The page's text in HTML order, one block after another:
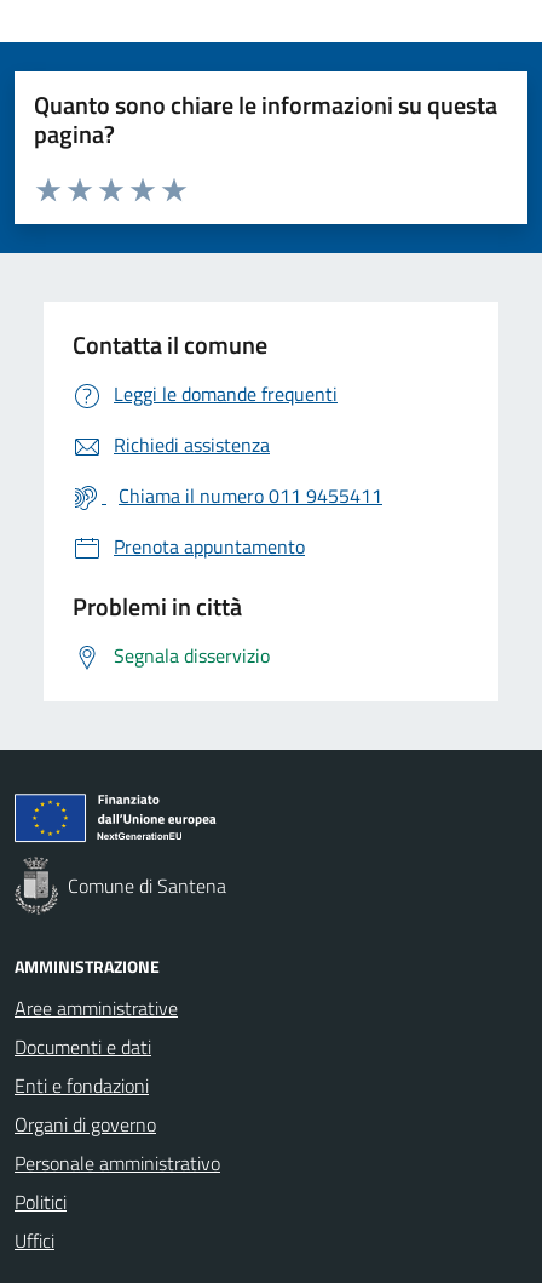
Quanto sono chiare le informazioni su questa
pagina?
Valuta da 1 a 5 stelle la pagina
Valuta 5 stelle su 5
Valuta 4 stelle su 5
Valuta 3 stelle su 5
Valuta 2 stelle su 5
Valuta 1 stelle su 5
Contatta il comune
Leggi le domande frequenti
Richiedi assistenza
Chiama il numero 011 9455411
Prenota appuntamento
Problemi in città
Segnala disservizio
Comune di Santena
AMMINISTRAZIONE
Aree amministrative
Documenti e dati
Enti e fondazioni
Organi di governo
Personale amministrativo
Politici
Uffici